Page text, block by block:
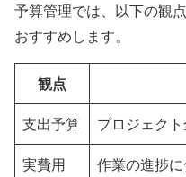
予算管理では、以下の観
おすすめします。
観点
支出予算 プロジェク
実費用 作業の進捗